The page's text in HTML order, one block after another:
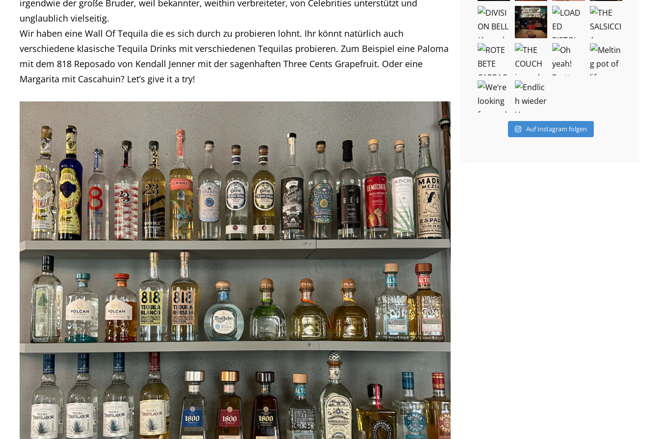
irgendwie der große Bruder, weil bekannter, weithin verbreiteter, von Celebrities unterstützt und
unglaublich vielseitig.
Wir haben eine Wall Of Tequila die es sich durch zu probieren lohnt. Ihr könnt natürlich auch
verschiedene klasische Tequila Drinks mit verschiedenen Tequilas probieren. Zum Beispiel eine Paloma
mit dem 818 Reposado von Kendall Jenner mit der sagenhaften Three Cents Grapefruit. Oder eine
Margarita mit Cascahuin? Let’s give it a try!
Auf Instagram folgen